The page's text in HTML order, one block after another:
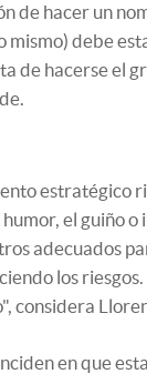
de hacer un
mismo) debe
de hacerse el
estratégico
el guiño o
adecuados
los
considera
en que